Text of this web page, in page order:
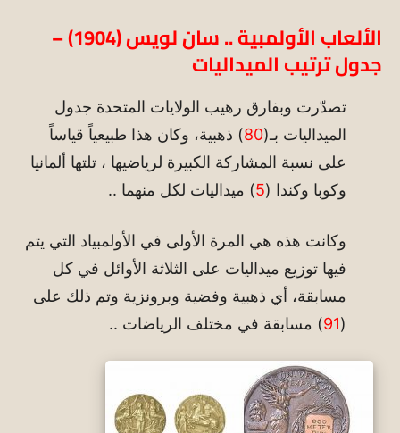
الألعاب الأولمبية .. سان لويس (1904) –
جدول ترتيب الميداليات
تصدّرت وبفارق رهيب الولايات المتحدة جدول
الميداليات بـ(80) ذهبية، وكان هذا طبيعياً قياساً
على نسبة المشاركة الكبيرة لرياضيها ، تلتها ألمانيا
وكوبا وكندا (5) ميداليات لكل منهما ..
وكانت هذه هي المرة الأولى في الأولمبياد التي يتم
فيها توزيع ميداليات على الثلاثة الأوائل في كل
مسابقة، أي ذهبية وفضية وبرونزية وتم ذلك على
(
91) مسابقة في مختلف الرياضات ..